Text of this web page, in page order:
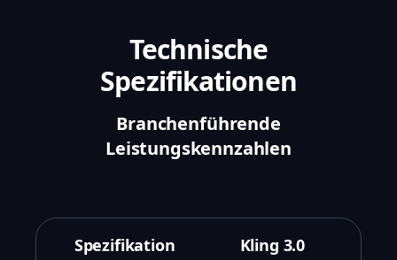
Technische
Spezifikationen
Branchenführende
Leistungskennzahlen
Spezifikation Kling 3.0